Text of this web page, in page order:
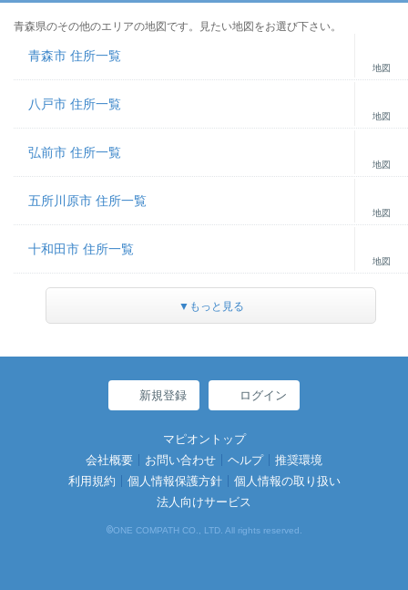
青森県のその他のエリアの地図です。見たい地図をお選び下さい。
青森市 住所一覧
地図
八戸市 住所一覧
地図
弘前市 住所一覧
地図
五所川原市 住所一覧
地図
十和田市 住所一覧
地図
▼もっと見る
新規登録 ログイン
マピオントップ
会社概要
お問い合わせ ヘルプ
推奨環境
利用規約
個人情報保護方針
個人情報の取り扱い
法人向けサービス
©ONE COMPATH CO., LTD. All rights reserved.